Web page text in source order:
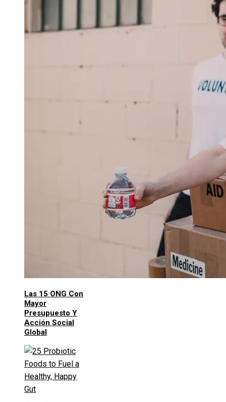
Las 15 ONG Con
Mayor
Presupuesto Y
Acción Social
Global